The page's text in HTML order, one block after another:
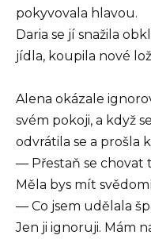
pokyvovala hlavou.
Daria se jí snažila
jídla, koupila nové
Alena okázale
svém pokoji, a když
odvrátila se a prošla
— Přestaň se
Měla bys mít
— Co jsem udělala
Jen ji ignoruji. Mám